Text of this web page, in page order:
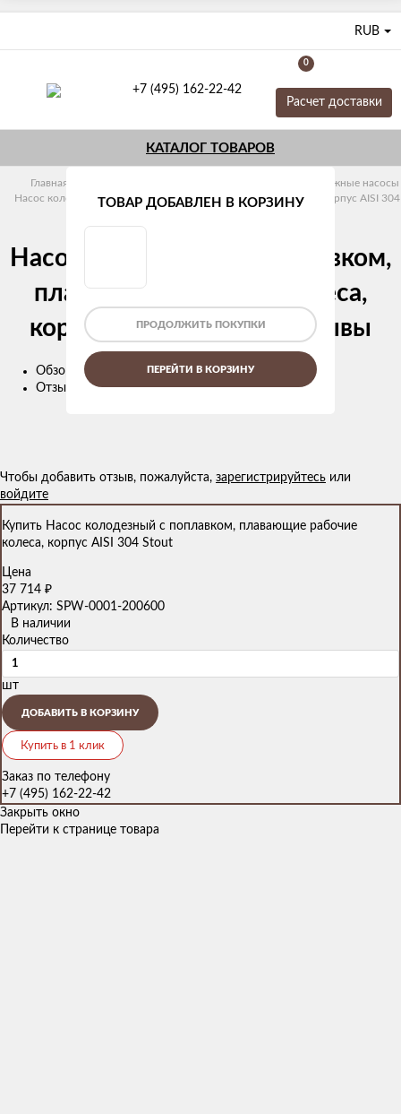
RUB
+7 (495) 162-22-42
0
Расчет доставки
КАТАЛОГ ТОВАРОВ
Главная
Погружные насосы
Насос колодезный с поплавком, плавающие рабочие колеса, корпус AISI
Насос колодезный с поплавком,
плавающие рабочие колеса,
корпус AISI 304 Stout отзывы
Обзор
Отзывы (
0)
Чтобы добавить отзыв, пожалуйста, зарегистрируйтесь или
войдите
Купить Насос колодезный с поплавком, плавающие рабочие
колеса, корпус AISI 304 Stout
Цена
37 714 ₽
Артикул: SPW-0001-200600
В наличии
Количество
шт
ДОБАВИТЬ В КОРЗИНУ
Купить в 1 клик
Заказ по телефону
+7 (495) 162-22-42
ТОВАР ДОБАВЛЕН В КОРЗИНУ
ПРОДОЛЖИТЬ ПОКУПКИ
ПЕРЕЙТИ В КОРЗИНУ
Закрыть окно
Перейти к странице товара